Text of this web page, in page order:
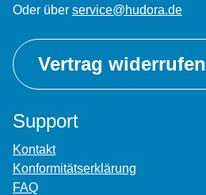
Oder über service@hudora.de
Vertrag widerrufen
Support
Kontakt
Konformitätserklärung
FAQ